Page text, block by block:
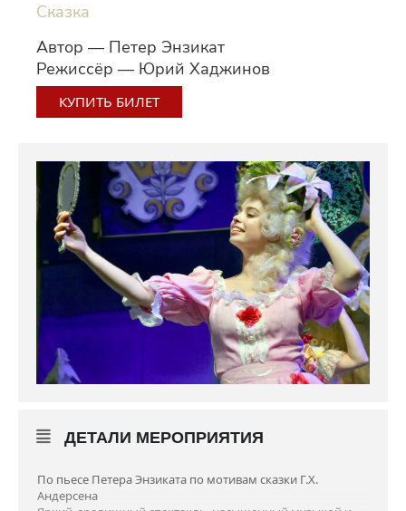
КУПИТЬ БИЛЕТ
Автор — Петер Энзикат
Режиссёр — Юрий Хаджинов
Сказка
ДЕТАЛИ МЕРОПРИЯТИЯ
По пьесе Петера Энзиката по мотивам сказки Г.Х.
Андерсена